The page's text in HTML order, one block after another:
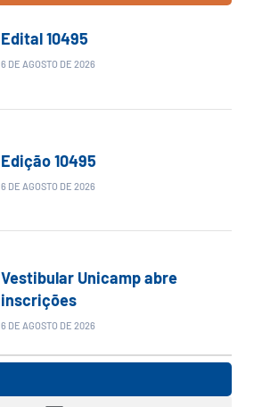
Edital 10495
6 DE AGOSTO DE 2026
Edição 10495
6 DE AGOSTO DE 2026
Vestibular Unicamp abre
inscrições
6 DE AGOSTO DE 2026